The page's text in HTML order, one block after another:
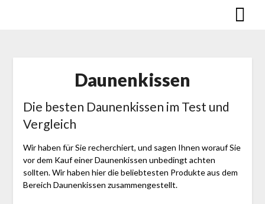
Daunenkissen
Die besten Daunenkissen im Test und
Vergleich
Wir haben für Sie recherchiert, und sagen Ihnen worauf Sie
vor dem Kauf einer Daunenkissen unbedingt achten
sollten. Wir haben hier die beliebtesten Produkte aus dem
Bereich Daunenkissen zusammengestellt.